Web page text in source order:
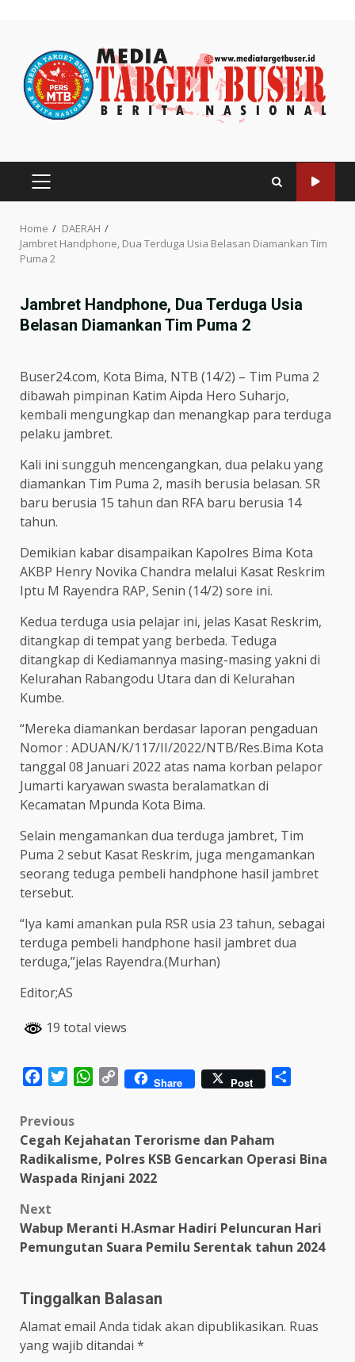
content
PRIMARY
Home
DAERAH
Jambret Handphone, Dua Terduga Usia Belasan Diamankan Tim
Puma 2
Jambret Handphone, Dua Terduga Usia
Belasan Diamankan Tim Puma 2
Buser24.com, Kota Bima, NTB (14/2) – Tim Puma 2
dibawah pimpinan Katim Aipda Hero Suharjo,
kembali mengungkap dan menangkap para terduga
pelaku jambret.
Kali ini sungguh mencengangkan, dua pelaku yang
diamankan Tim Puma 2, masih berusia belasan. SR
baru berusia 15 tahun dan RFA baru berusia 14
tahun.
Demikian kabar disampaikan Kapolres Bima Kota
AKBP Henry Novika Chandra melalui Kasat Reskrim
Iptu M Rayendra RAP, Senin (14/2) sore ini.
Kedua terduga usia pelajar ini, jelas Kasat Reskrim,
ditangkap di tempat yang berbeda. Teduga
ditangkap di Kediamannya masing-masing yakni di
Kelurahan Rabangodu Utara dan di Kelurahan
Kumbe.
“Mereka diamankan berdasar laporan pengaduan
Nomor : ADUAN/K/117/II/2022/NTB/Res.Bima Kota
tanggal 08 Januari 2022 atas nama korban pelapor
Jumarti karyawan swasta beralamatkan di
Kecamatan Mpunda Kota Bima.
Selain mengamankan dua terduga jambret, Tim
Puma 2 sebut Kasat Reskrim, juga mengamankan
seorang teduga pembeli handphone hasil jambret
tersebut.
“Iya kami amankan pula RSR usia 23 tahun, sebagai
terduga pembeli handphone hasil jambret dua
terduga,”jelas Rayendra.(Murhan)
Editor;AS
19 total views
FacebookTwitterWhatsApp
Copy Share Post
Post
navigation
Previous
Cegah Kejahatan Terorisme dan Paham
Radikalisme, Polres KSB Gencarkan Operasi Bina
Waspada Rinjani 2022
Next
Wabup Meranti H.Asmar Hadiri Peluncuran Hari
Pemungutan Suara Pemilu Serentak tahun 2024
Tinggalkan Balasan
Alamat email Anda tidak akan dipublikasikan. Ruas
yang wajib ditandai *